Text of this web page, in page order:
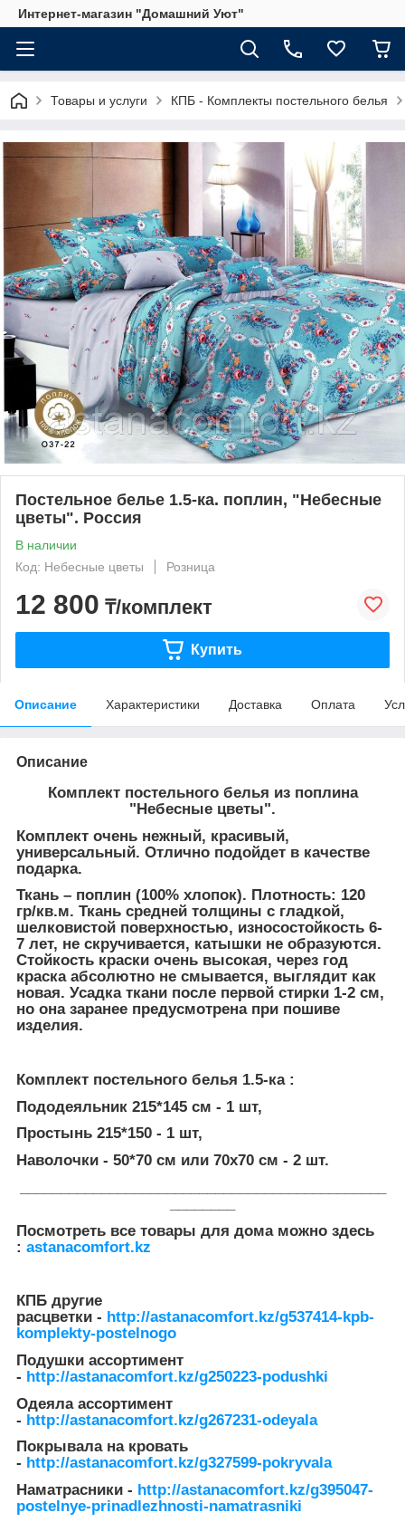
Интернет-магазин "Домашний Уют"
Товары и услуги КПБ - Комплекты постельного белья
Постельное белье 1.5-ка. поплин, "Небесные
цветы". Россия
В наличии
Код: Небесные цветы
Розница
12 800 ₸/комплект
Купить
Описание Характеристики Доставка Оплата
Описание
Комплект постельного белья из поплина
"Небесные цветы".
Комплект очень нежный, красивый,
универсальный. Отлично подойдет в качестве
подарка.
Ткань – поплин (100% хлопок). Плотность: 120
гр/кв.м. Ткань средней толщины с гладкой,
шелковистой поверхностью, износостойкость 6-
7 лет, не скручивается, катышки не образуются.
Стойкость краски очень высокая, через год
краска абсолютно не смывается, выглядит как
новая. Усадка ткани после первой стирки 1-2 см,
но она заранее предусмотрена при пошиве
изделия.
Комплект постельного белья 1.5-ка :
Пододеяльник 215*145 см - 1 шт,
Простынь 215*150 - 1 шт,
Наволочки - 50*70 см или 70х70 см - 2 шт.
Посмотреть все товары для дома можно здесь
: astanacomfort.kz
КПБ другие
расцветки - http://astanacomfort.kz/g537414-kpb-
komplekty-postelnogo
Подушки ассортимент
- http://astanacomfort.kz/g250223-podushki
Одеяла ассортимент
- http://astanacomfort.kz/g267231-odeyala
Покрывала на кровать
- http://astanacomfort.kz/g327599-pokryvala
Наматрасники - http://astanacomfort.kz/g395047-
postelnye-prinadlezhnosti-namatrasniki